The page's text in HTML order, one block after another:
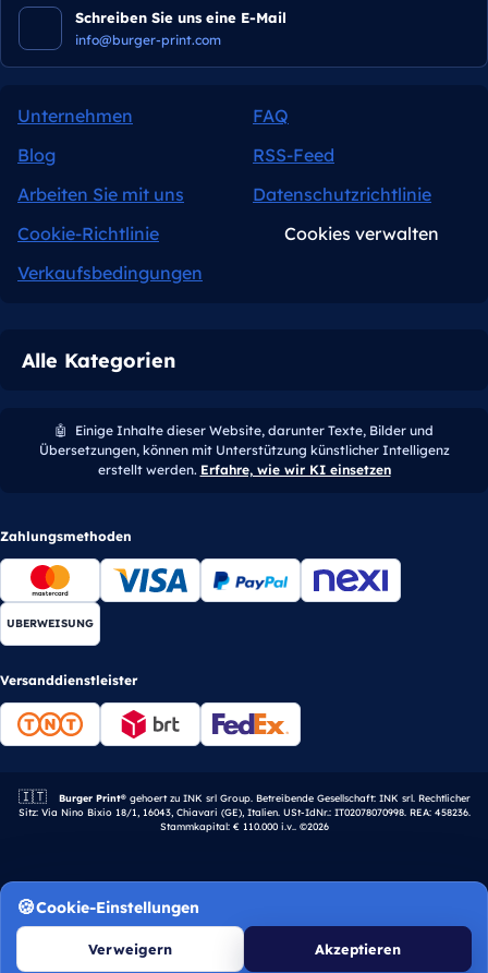
Schreiben Sie uns eine E-Mail
info@burger-print.com
Unternehmen
FAQ
Blog
RSS-Feed
Arbeiten Sie mit uns
Datenschutzrichtlinie
Cookie-Richtlinie
Cookies verwalten
Verkaufsbedingungen
Alle Kategorien
🤖
Einige Inhalte dieser Website, darunter Texte, Bilder und
Übersetzungen, können mit Unterstützung künstlicher Intelligenz
erstellt werden. Erfahre, wie wir KI einsetzen
Zahlungsmethoden
UBERWEISUNG
Versanddienstleister
🇮🇹 Italienisches Unternehmen.
Burger Print®gehoert zu INK srl Group. Betreibende Gesellschaft: INK srl. Rechtlicher
Sitz: Via Nino Bixio 18/1, 16043, Chiavari (GE), Italien. USt-IdNr.: IT02078070998. REA: 458236.
Stammkapital: € 110.000 i.v.. ©2026
Cookie-Einstellungen
Verweigern Akzeptieren